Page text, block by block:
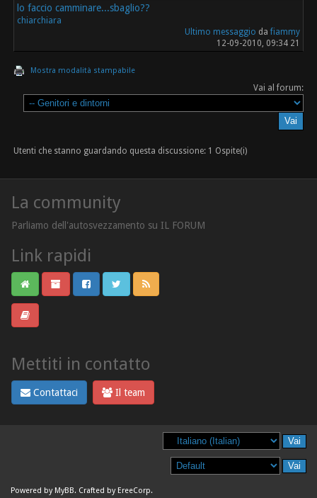
lo faccio camminare...sbaglio??
chiarchiara
Ultimo messaggio dafiammy
12-09-2010, 09:34 21
Mostra modalità stampabile
Vai al forum:
Utenti che stanno guardando questa discussione: 1 Ospite(i)
La community
Parliamo dell'autosvezzamento su IL FORUM
Link rapidi
Mettiti in contatto
Contattaci Il team
Powered by MyBB. Crafted by EreeCorp.